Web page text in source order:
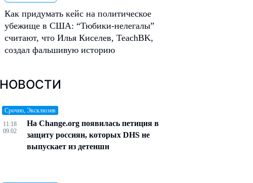
Как придумать кейс на политическое
убежище в США: “Тюбики-нелегалы”
считают, что Илья Киселев, TeachBK,
создал фальшивую историю
НОВОСТИ
Срочно, Эксклюзив
11:18
09.02
На Change.org появилась петиция в
защиту россиян, которых DHS не
выпускает из детеншн